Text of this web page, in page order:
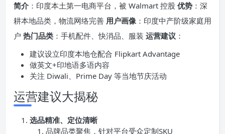
简介 ：印度本土第一电商平台，被 Walmart 控股 优势 ：深
耕本地品类，物流网络完善 用户画像：印度中产阶级家庭用
户 热门品类 ：手机配件、快消品、服装 运营建议 ：
建议设立印度本地仓配合 Flipkart Advantage
做英文+印地语多语内容
关注 Diwali、Prime Day 等当地节庆活动
运营建议大揭秘
选品精准、定位清晰
品牌品类聚焦，针对平台受众定制SKU